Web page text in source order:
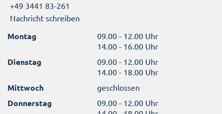
+49 3441 83-261
Nachricht schreiben
Montag
09.00 - 12.00 Uhr
14.00 - 16.00 Uhr
Dienstag
09.00 - 12.00 Uhr
14.00 - 18.00 Uhr
Mittwoch geschlossen
Donnerstag
09.00 - 12.00 Uhr